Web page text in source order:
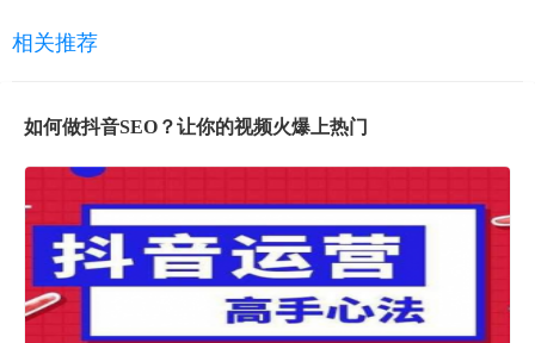
相关推荐
如何做抖音SEO？让你的视频火爆上热门